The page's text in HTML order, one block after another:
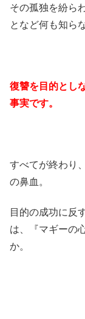
その孤独を紛ら
となど何も知ら
復讐を目的とし
事実です。
すべてが終わり
の鼻血。
目的の成功に反
は、『マギーの
か。